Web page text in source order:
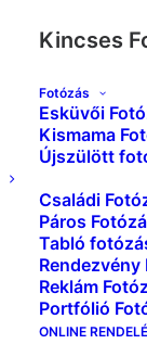
Kincses
Fotózás
Esküvői
Kismama
Újszülött
Családi
Páros
Tabló
Rendezvény
Reklám
Portfólió
ONLINE
Kezdőlap